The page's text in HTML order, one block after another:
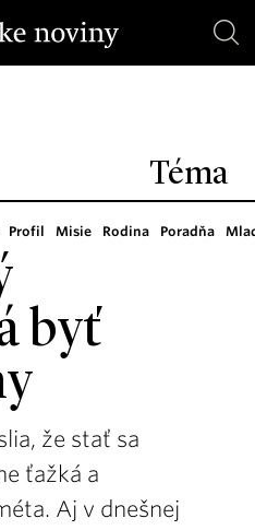
Téma
Profil Misie Rodina Poradňa
byť
že stať sa
ťažká a
Aj v dnešnej